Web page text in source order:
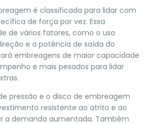
é classificada para lidar com
de força por vez. Essa
de vários fatores, como o uso
e a potência de saída do
embreagens de maior capacidade
e mais pesados ​​para lidar
pressão e o disco de embreagem
resistente ao atrito e ao
a demanda aumentada. Também